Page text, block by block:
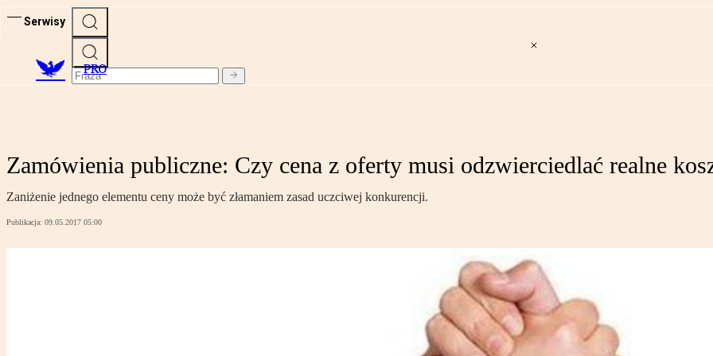
Serwisy
PRO
Zamówienia publiczne: Czy cena z oferty musi odzwierciedlać realne
Zaniżenie jednego elementu ceny może być złamaniem zasad uczciwej konkurencji.
Publikacja: 09.05.2017 05:00